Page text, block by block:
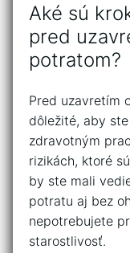
Aké sú
pred
potratom?
Pred uzavretím
dôležité, aby
zdravotným
rizikách, ktoré
by ste mali
potratu aj bez
nepotrebujete
starostlivosť.